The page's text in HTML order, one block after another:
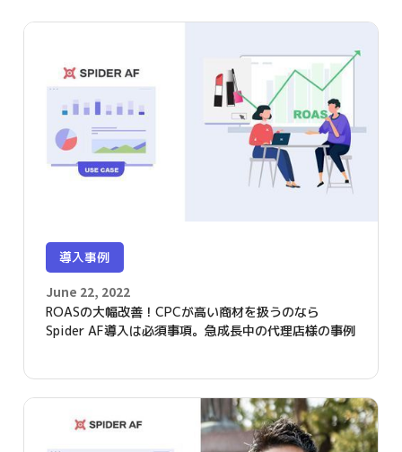
導入事例
June 22, 2022
ROASの大幅改善！CPCが高い商材を扱うのなら
Spider AF導入は必須事項。急成長中の代理店様の事例